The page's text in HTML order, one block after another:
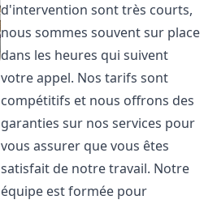
d'intervention sont très courts,
nous sommes souvent sur place
dans les heures qui suivent
votre appel. Nos tarifs sont
compétitifs et nous offrons des
garanties sur nos services pour
vous assurer que vous êtes
satisfait de notre travail. Notre
équipe est formée pour